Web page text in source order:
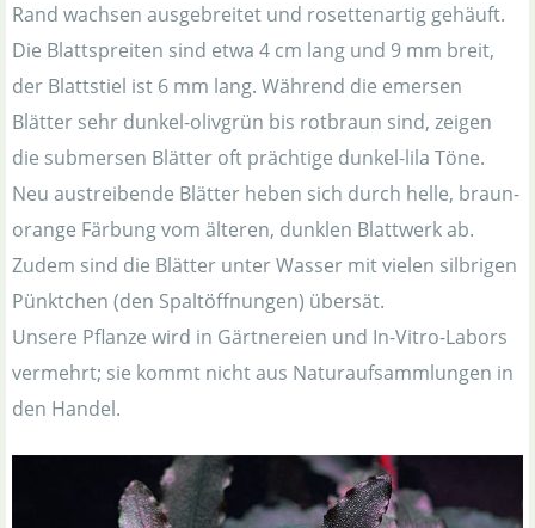
Rand wachsen ausgebreitet und rosettenartig gehäuft.
Die Blattspreiten sind etwa 4 cm lang und 9 mm breit,
der Blattstiel ist 6 mm lang. Während die emersen
Blätter sehr dunkel-olivgrün bis rotbraun sind, zeigen
die submersen Blätter oft prächtige dunkel-lila Töne.
Neu austreibende Blätter heben sich durch helle, braun-
orange Färbung vom älteren, dunklen Blattwerk ab.
Zudem sind die Blätter unter Wasser mit vielen silbrigen
Pünktchen (den Spaltöffnungen) übersät.
Unsere Pflanze wird in Gärtnereien und In-Vitro-Labors
vermehrt; sie kommt nicht aus Naturaufsammlungen in
den Handel.